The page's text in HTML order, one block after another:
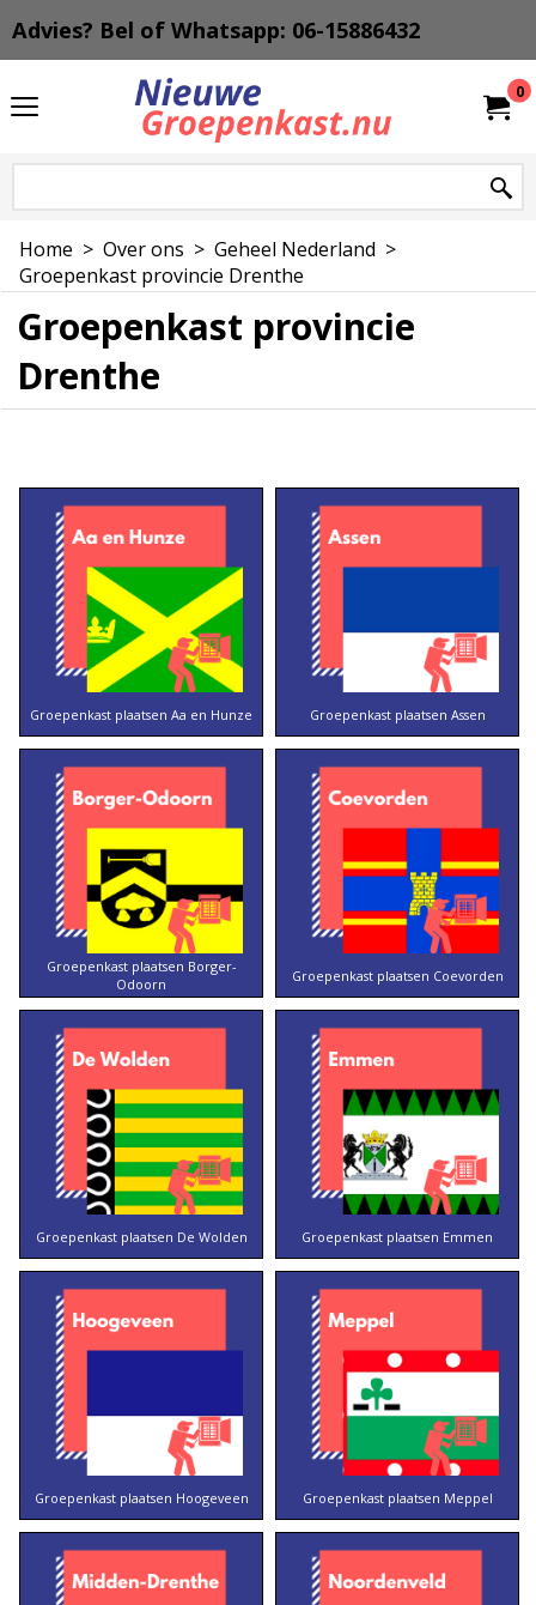
Advies? Bel of Whatsapp: 06-15886432
0
Home > Over ons > Geheel Nederland >
Groepenkast provincie Drenthe
Groepenkast provincie
Drenthe
Groepenkast plaatsen Aa en Hunze Groepenkast plaatsen Assen
Groepenkast plaatsen Borger-
Odoorn
Groepenkast plaatsen Coevorden
Groepenkast plaatsen De Wolden Groepenkast plaatsen Emmen
Groepenkast plaatsen Hoogeveen Groepenkast plaatsen Meppel